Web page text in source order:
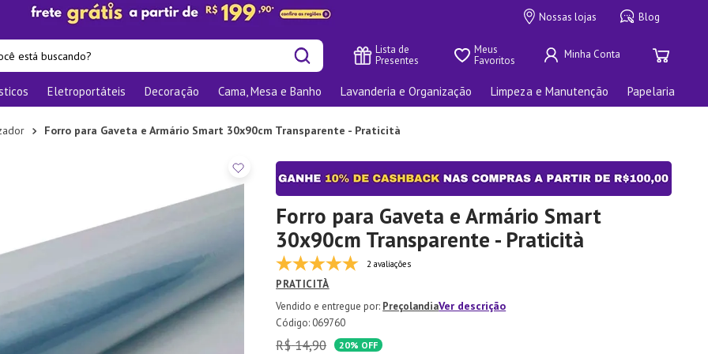
Nossas lojas Blog
está buscando?
Lista de
Presentes
Meus
Favoritos
Eletroportáteis Decoração Cama, Mesa e Banho Lavanderia e Organização Limpeza e Manutenção Papelaria
Forro para Gaveta e Armário Smart 30x90cm Transparente - Praticità
Forro para Gaveta e Armário Smart
30x90cm Transparente - Praticità
2 avaliações
PRATICITÀ
PreçolandiaVer descrição
: 069760
R$ 14,90 20% OFF
buscados
Jantar